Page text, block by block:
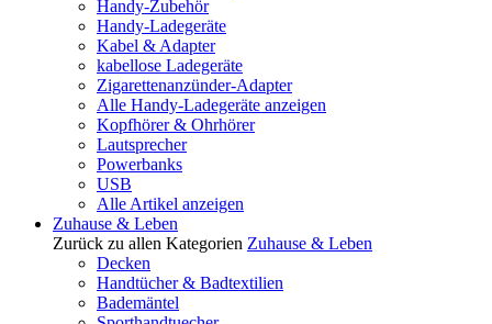
Handy-Zubehör
Handy-Ladegeräte
Kabel & Adapter
kabellose Ladegeräte
Zigarettenanzünder-Adapter
Alle Handy-Ladegeräte anzeigen
Kopfhörer & Ohrhörer
Lautsprecher
Powerbanks
USB
Alle Artikel anzeigen
Zuhause & Leben
Zurück zu allen Kategorien Zuhause & Leben
Decken
Handtücher & Badtextilien
Bademäntel